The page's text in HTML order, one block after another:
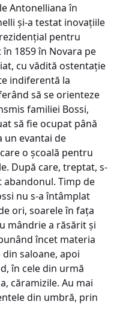
Antonelliana în
şi-a testat inovaţiile
pentru
1859 în Novara pe
cu vădită ostentaţie
indiferentă la
să se orienteze
familiei Bossi,
să fie ocupat până
un evantai de
o şcoală pentru
După care, treptat, s-
Timp de
nu s-a întâmplat
ori, soarele în faţa
mândrie a răsărit şi
încet materia
saloane, apoi
în cele din urmă
căramizile. Au mai
din umbră, prin